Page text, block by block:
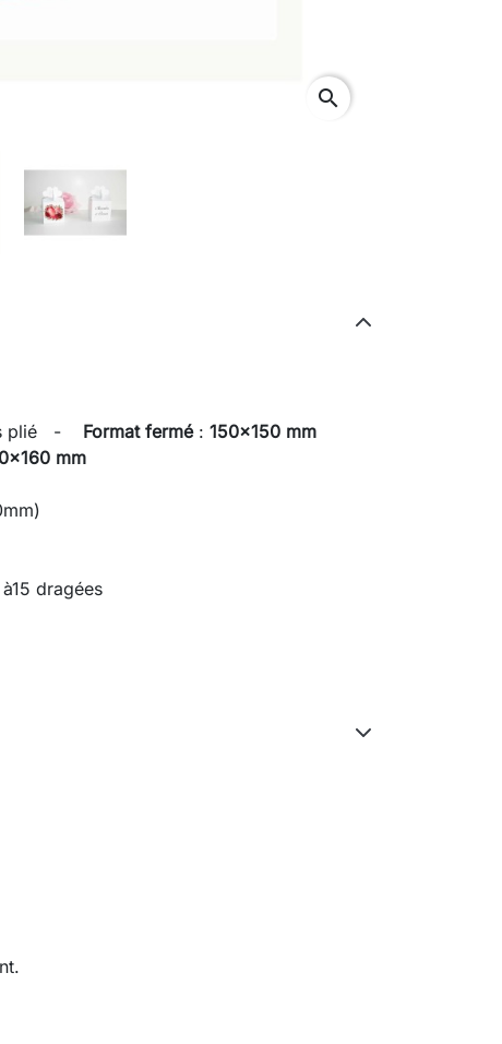
search
plié - Format fermé: 150x150 mm
mm
dragées